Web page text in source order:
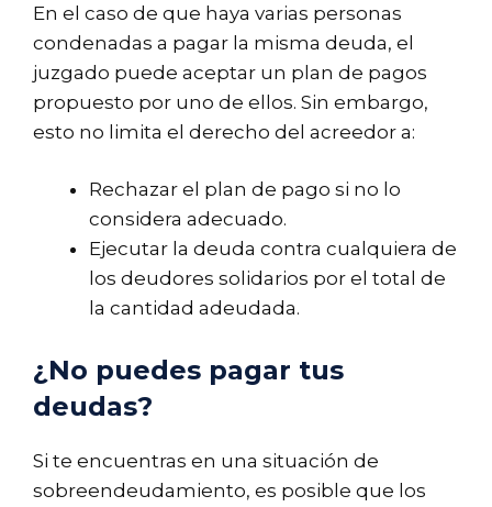
En el caso de que haya varias personas
condenadas a pagar la misma deuda, el
juzgado puede aceptar un plan de pagos
propuesto por uno de ellos. Sin embargo,
esto no limita el derecho del acreedor a:
Rechazar el plan de pago si no lo
considera adecuado.
Ejecutar la deuda contra cualquiera de
los deudores solidarios por el total de
la cantidad adeudada.
¿No puedes pagar tus
deudas?
Si te encuentras en una situación de
sobreendeudamiento, es posible que los